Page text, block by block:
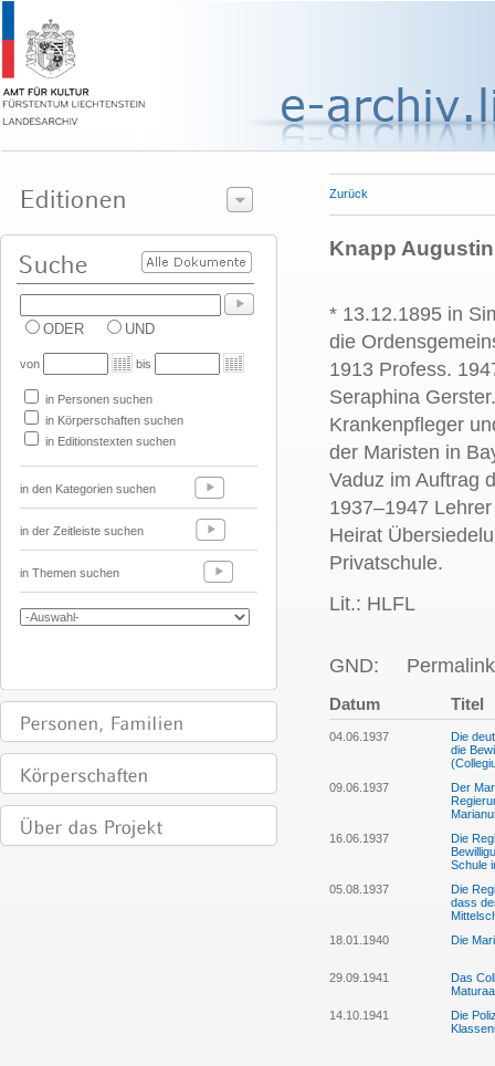
ODER UND
von bis
in Personen suchen
in Körperschaften suchen
in Editionstexten suchen
in den Kategorien suchen
in der Zeitleiste suchen
in Themen suchen
Zurück
Knapp
* 13.12.1895 in
die
1913 Profess.
Seraphina
Krankenpfleger
der Maristen in
Vaduz im Auftrag
1937–1947
Heirat
Privatschule.
Lit.: HLFL
GND:
Datum Titel
04.06.1937
Die
die
09.06.1937
Der
16.06.1937
Die
Schule
05.08.1937
Die
dass
18.01.1940
Die
29.09.1941
Das
14.10.1941
Die